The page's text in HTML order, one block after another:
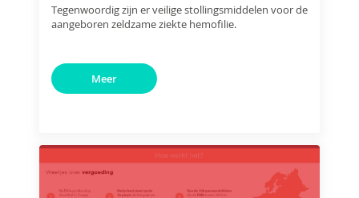
Tegenwoordig zijn er veilige stollingsmiddelen voor de
aangeboren zeldzame ziekte hemofilie.
Meer